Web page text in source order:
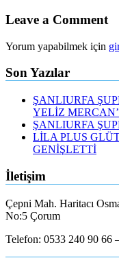
Leave a Comment
Yorum yapabilmek için
Son Yazılar
ŞANLIURFA
YELİZ
ŞANLIURFA
LİLA PLUS
GENİŞLETTİ
İletişim
Çepni Mah. Haritacı
No:5 Çorum
Telefon: 0533 240 90 66